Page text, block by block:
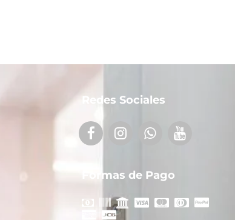
Redes Sociales
Formas de Pago